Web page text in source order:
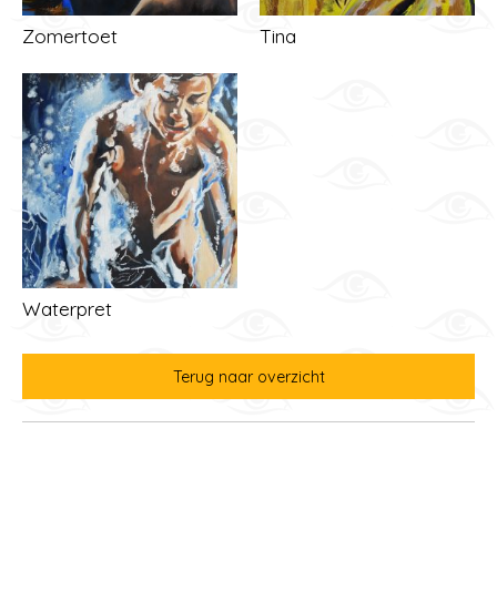
Zomertoet Tina
Waterpret
Terug naar overzicht